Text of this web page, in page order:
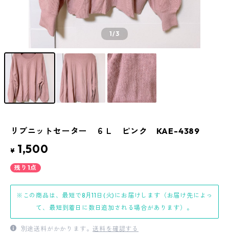
1/3
リブニットセーター ６Ｌ ピンク KAE-4389
¥ 1,500
残り1点
※この商品は、最短で8月11日(火)にお届けします（お届け先によっ
て、最短到着日に数日追加される場合があります）。
別途送料がかかります。送料を確認する